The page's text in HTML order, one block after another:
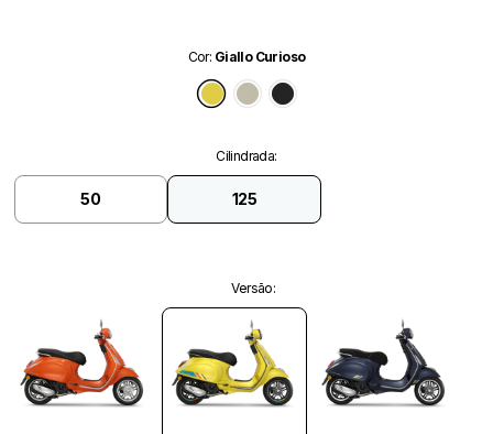
Cor: Giallo Curioso
Giallo Curioso
Beige Avvolgente
Nero Convinto Matt
Cilindrada:
50 125
Versão: